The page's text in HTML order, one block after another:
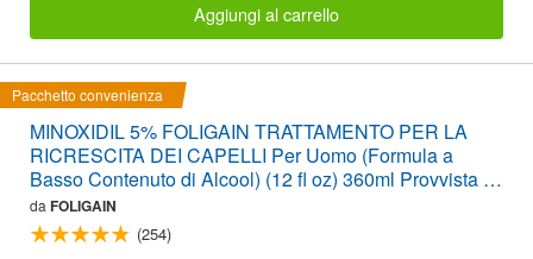
Aggiungi al carrello
Pacchetto convenienza
MINOXIDIL 5% FOLIGAIN TRATTAMENTO PER LA
RICRESCITA DEI CAPELLI Per Uomo (Formula a
Basso Contenuto di Alcool) (12 fl oz) 360ml Provvista di
6 Mesi
da FOLIGAIN
(254)